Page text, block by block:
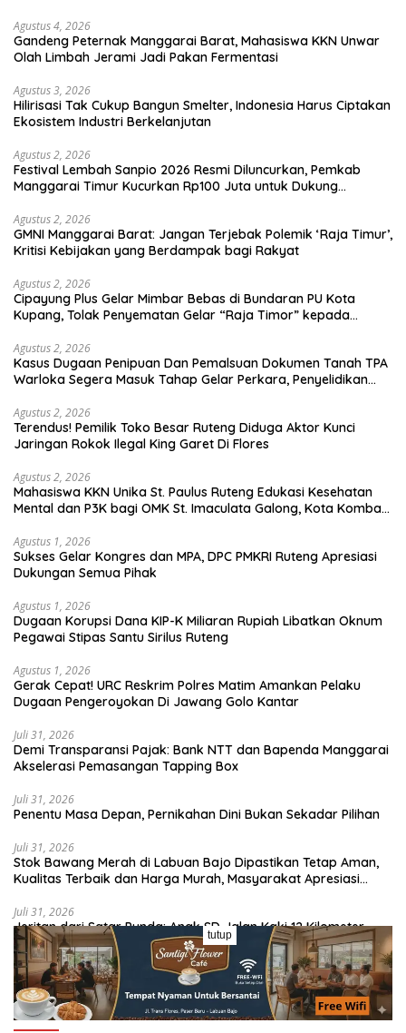
Agustus 4, 2026
Gandeng Peternak Manggarai Barat, Mahasiswa KKN Unwar
Olah Limbah Jerami Jadi Pakan Fermentasi
Agustus 3, 2026
Hilirisasi Tak Cukup Bangun Smelter, Indonesia Harus Ciptakan
Ekosistem Industri Berkelanjutan
Agustus 2, 2026
Festival Lembah Sanpio 2026 Resmi Diluncurkan, Pemkab
Manggarai Timur Kucurkan Rp100 Juta untuk Dukung
Agustus 2, 2026
GMNI Manggarai Barat: Jangan Terjebak Polemik ‘Raja Timur’,
Kritisi Kebijakan yang Berdampak bagi Rakyat
Agustus 2, 2026
Cipayung Plus Gelar Mimbar Bebas di Bundaran PU Kota
Kupang, Tolak Penyematan Gelar “Raja Timor” kepada
Agustus 2, 2026
Kasus Dugaan Penipuan Dan Pemalsuan Dokumen Tanah TPA
Warloka Segera Masuk Tahap Gelar Perkara, Penyelidikan
Agustus 2, 2026
Terendus! Pemilik Toko Besar Ruteng Diduga Aktor Kunci
Jaringan Rokok Ilegal King Garet Di Flores
Agustus 2, 2026
Mahasiswa KKN Unika St. Paulus Ruteng Edukasi Kesehatan
Mental dan P3K bagi OMK St. Imaculata Galong, Kota Komba
Agustus 1, 2026
Sukses Gelar Kongres dan MPA, DPC PMKRI Ruteng Apresiasi
Dukungan Semua Pihak
Agustus 1, 2026
Dugaan Korupsi Dana KIP-K Miliaran Rupiah Libatkan Oknum
Pegawai Stipas Santu Sirilus Ruteng
Agustus 1, 2026
Gerak Cepat! URC Reskrim Polres Matim Amankan Pelaku
Dugaan Pengeroyokan Di Jawang Golo Kantar
Juli 31, 2026
​Demi Transparansi Pajak: Bank NTT dan Bapenda Manggarai
Akselerasi Pemasangan Tapping Box
Juli 31, 2026
Penentu Masa Depan, Pernikahan Dini Bukan Sekadar Pilihan
Juli 31, 2026
Stok Bawang Merah di Labuan Bajo Dipastikan Tetap Aman,
Kualitas Terbaik dan Harga Murah, Masyarakat Apresiasi
Juli 31, 2026
Jeritan dari Satar Punda: Anak SD Jalan Kaki 12 Kilometer,
Seberangi Sungai dan Hutan Demi Sekolah, Warga Desak
Bupati Manggarai Timur Bertindak
Selengkapnya
tutup